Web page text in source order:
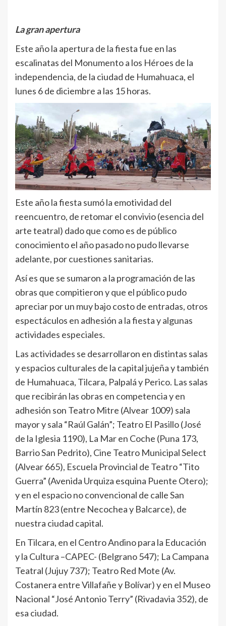
La gran apertura
Este año la apertura de la fiesta fue en las
escalinatas del Monumento a los Héroes de la
independencia, de la ciudad de Humahuaca, el
lunes 6 de diciembre a las 15 horas.
Este año la fiesta sumó la emotividad del
reencuentro, de retomar el convivio (esencia del
arte teatral) dado que como es de público
conocimiento el año pasado no pudo llevarse
adelante, por cuestiones sanitarias.
Así es que se sumaron a la programación de las
obras que compitieron y que el público pudo
apreciar por un muy bajo costo de entradas, otros
espectáculos en adhesión a la fiesta y algunas
actividades especiales.
Las actividades se desarrollaron en distintas salas
y espacios culturales de la capital jujeña y también
de Humahuaca, Tilcara, Palpalá y Perico. Las salas
que recibirán las obras en competencia y en
adhesión son Teatro Mitre (Alvear 1009) sala
mayor y sala “Raúl Galán”; Teatro El Pasillo (José
de la Iglesia 1190), La Mar en Coche (Puna 173,
Barrio San Pedrito), Cine Teatro Municipal Select
(Alvear 665), Escuela Provincial de Teatro “Tito
Guerra” (Avenida Urquiza esquina Puente Otero);
y en el espacio no convencional de calle San
Martín 823 (entre Necochea y Balcarce), de
nuestra ciudad capital.
En Tilcara, en el Centro Andino para la Educación
y la Cultura –CAPEC- (Belgrano 547); La Campana
Teatral (Jujuy 737); Teatro Red Mote (Av.
Costanera entre Villafañe y Bolívar) y en el Museo
Nacional “José Antonio Terry” (Rivadavia 352), de
esa ciudad.